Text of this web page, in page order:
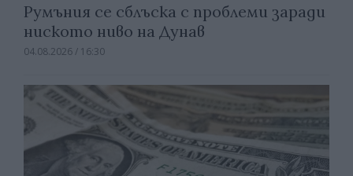
Румъния се сблъска с проблеми заради
ниското ниво на Дунав
04.08.2026 / 16:30